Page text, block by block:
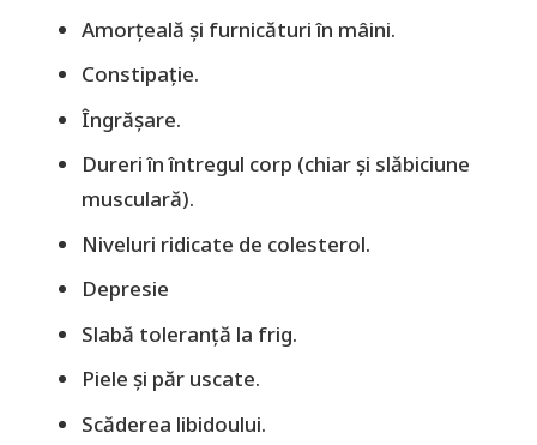
Amorțeală și furnicături în mâini.
Constipație.
Îngrășare.
Dureri în întregul corp (chiar și slăbiciune
musculară).
Niveluri ridicate de colesterol.
Depresie
Slabă toleranță la frig.
Piele și păr uscate.
Scăderea libidoului.